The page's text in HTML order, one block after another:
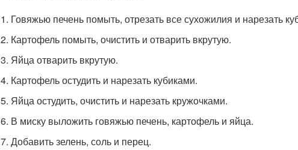
1. Говяжью печень помыть, отрезать все сухожилия и нарезать
2. Картофель помыть, очистить и отварить вкрутую.
3. Яйца отварить вкрутую.
4. Картофель остудить и нарезать кубиками.
5. Яйца остудить, очистить и нарезать кружочками.
6. В миску выложить говяжью печень, картофель и яйца.
7. Добавить зелень, соль и перец.